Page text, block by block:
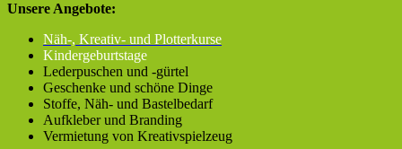
Unsere Angebote:
Näh-, Kreativ- und Plotterkurse
Kindergeburtstage
Lederpuschen und -gürtel
Geschenke und schöne Dinge
Stoffe, Näh- und Bastelbedarf
Aufkleber und Branding
Vermietung von Kreativspielzeug